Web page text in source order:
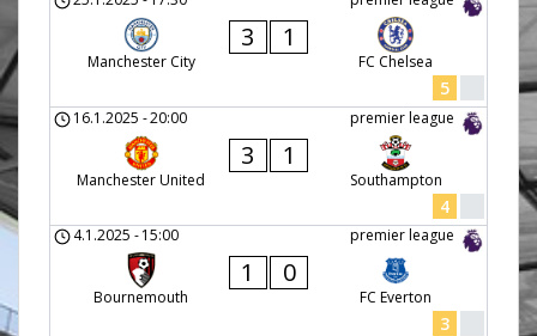
Manchester City
3 1
FC Chelsea
5
premier league
16.1.2025 -20:00
Manchester United
3 1
Southampton
4
premier league
4.1.2025 -15:00
Bournemouth
1 0
FC Everton
3